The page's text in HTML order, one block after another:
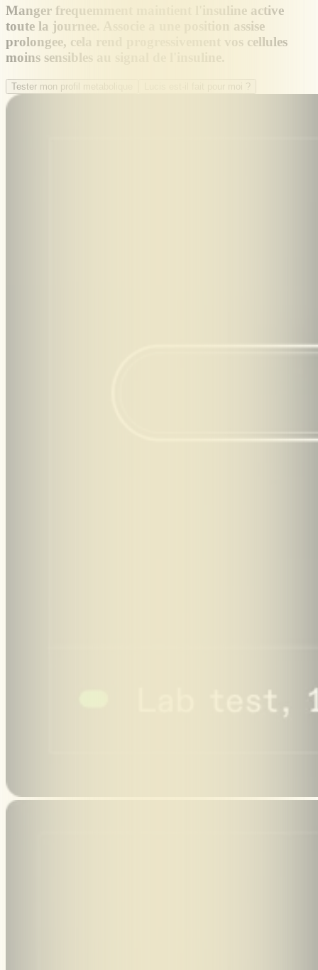
Manger frequemment maintient l'insuline active
toute la journee. Associe a une position assise
prolongee, cela rend progressivement vos cellules
moins sensibles au signal de l'insuline.
Tester mon profil metabolique Lucis est-il fait pour moi ?